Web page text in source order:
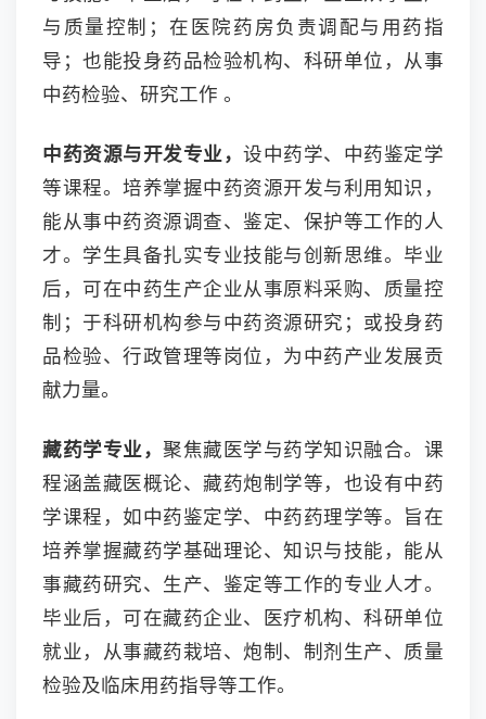
与质量控制；在医院药房负责调配与用药指
导；也能投身药品检验机构、科研单位，从事
中药检验、研究工作 。
中药资源与开发专业，设中药学、中药鉴定学
等课程。培养掌握中药资源开发与利用知识，
能从事中药资源调查、鉴定、保护等工作的人
才。学生具备扎实专业技能与创新思维。毕业
后，可在中药生产企业从事原料采购、质量控
制；于科研机构参与中药资源研究；或投身药
品检验、行政管理等岗位，为中药产业发展贡
献力量。
藏药学专业，聚焦藏医学与药学知识融合。课
程涵盖藏医概论、藏药炮制学等，也设有中药
学课程，如中药鉴定学、中药药理学等。旨在
培养掌握藏药学基础理论、知识与技能，能从
事藏药研究、生产、鉴定等工作的专业人才。
毕业后，可在藏药企业、医疗机构、科研单位
就业，从事藏药栽培、炮制、制剂生产、质量
检验及临床用药指导等工作。